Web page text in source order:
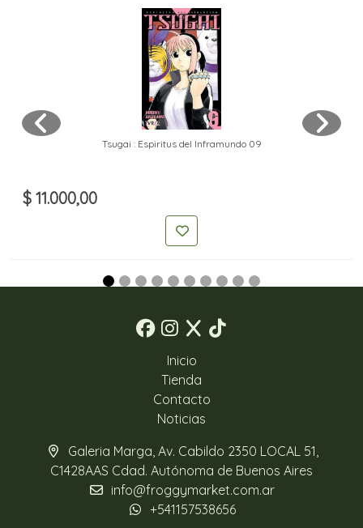
Tsugai : Espiritus del Inframundo 09
$ 11.000,00
Inicio
Tienda
Contacto
Noticias
Galeria Marga, Av. Cabildo 2350 LOCAL 51,
C1428AAS Cdad. Autónoma de Buenos Aires
info@froggymarket.com.ar
+541157538656